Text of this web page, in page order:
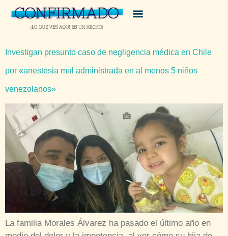
Investigan presunto caso de negligencia médica en Chile
por «anestesia mal administrada en al menos 5 niños
venezolanos»
La familia Morales Álvarez ha pasado el último año en